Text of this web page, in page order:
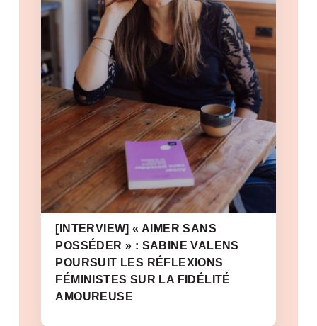
[INTERVIEW] « AIMER SANS
POSSÉDER » : SABINE VALENS
POURSUIT LES RÉFLEXIONS
FÉMINISTES SUR LA FIDÉLITÉ
AMOUREUSE